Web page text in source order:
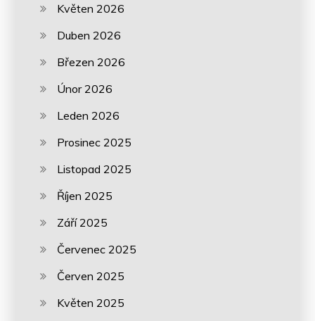
Květen 2026
Duben 2026
Březen 2026
Únor 2026
Leden 2026
Prosinec 2025
Listopad 2025
Říjen 2025
Září 2025
Červenec 2025
Červen 2025
Květen 2025